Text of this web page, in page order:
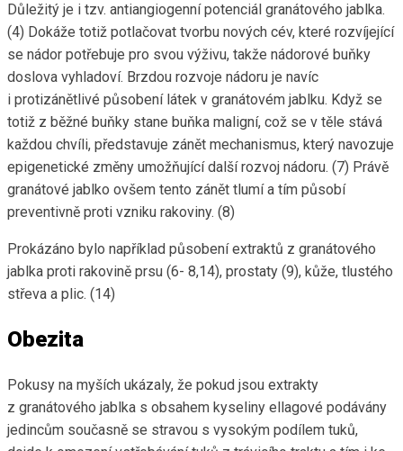
Důležitý je i tzv. antiangiogenní potenciál granátového jablka.
(4) Dokáže totiž potlačovat tvorbu nových cév, které rozvíjející
se nádor potřebuje pro svou výživu, takže nádorové buňky
doslova vyhladoví. Brzdou rozvoje nádoru je navíc
i protizánětlivé působení látek v granátovém jablku. Když se
totiž z běžné buňky stane buňka maligní, což se v těle stává
každou chvíli, představuje zánět mechanismus, který navozuje
epigenetické změny umožňující další rozvoj nádoru. (7) Právě
granátové jablko ovšem tento zánět tlumí a tím působí
preventivně proti vzniku rakoviny. (8)
Prokázáno bylo například působení extraktů z granátového
jablka proti rakovině prsu (6- 8,14), prostaty (9), kůže, tlustého
střeva a plic. (14)
Obezita
Pokusy na myších ukázaly, že pokud jsou extrakty
z granátového jablka s obsahem kyseliny ellagové podávány
jedincům současně se stravou s vysokým podílem tuků,